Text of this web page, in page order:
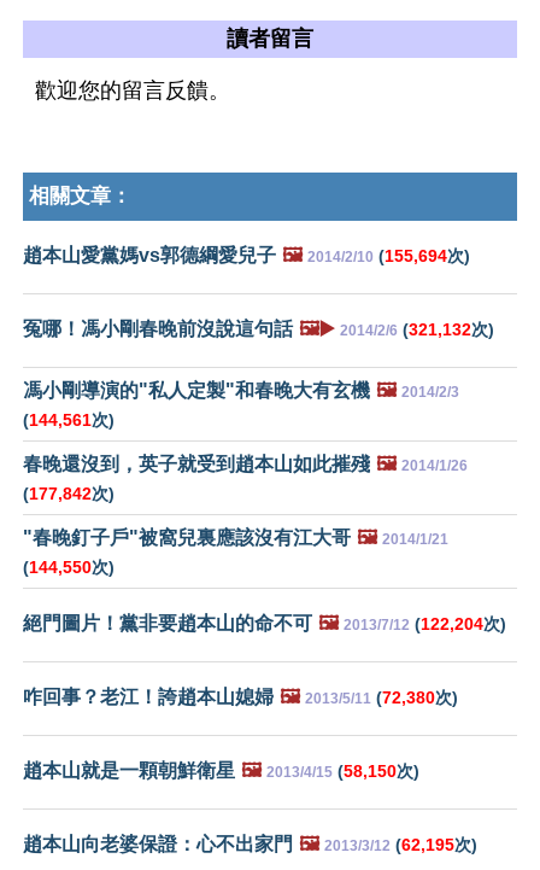
讀者留言
歡迎您的留言反饋。
相關文章：
趙本山愛黨媽vs郭德綱愛兒子 🖼️ 2014/2/10 (155,694次)
冤哪！馮小剛春晚前沒說這句話 🖼️▶️ 2014/2/6 (321,132次)
馮小剛導演的"私人定製"和春晚大有玄機 🖼️ 2014/2/3
(144,561次)
春晚還沒到，英子就受到趙本山如此摧殘 🖼️ 2014/1/26
(177,842次)
"春晚釘子戶"被窩兒裏應該沒有江大哥 🖼️ 2014/1/21
(144,550次)
絕門圖片！黨非要趙本山的命不可 🖼️ 2013/7/12 (122,204次)
咋回事？老江！誇趙本山媳婦 🖼️ 2013/5/11 (72,380次)
趙本山就是一顆朝鮮衛星 🖼️ 2013/4/15 (58,150次)
趙本山向老婆保證：心不出家門 🖼️ 2013/3/12 (62,195次)